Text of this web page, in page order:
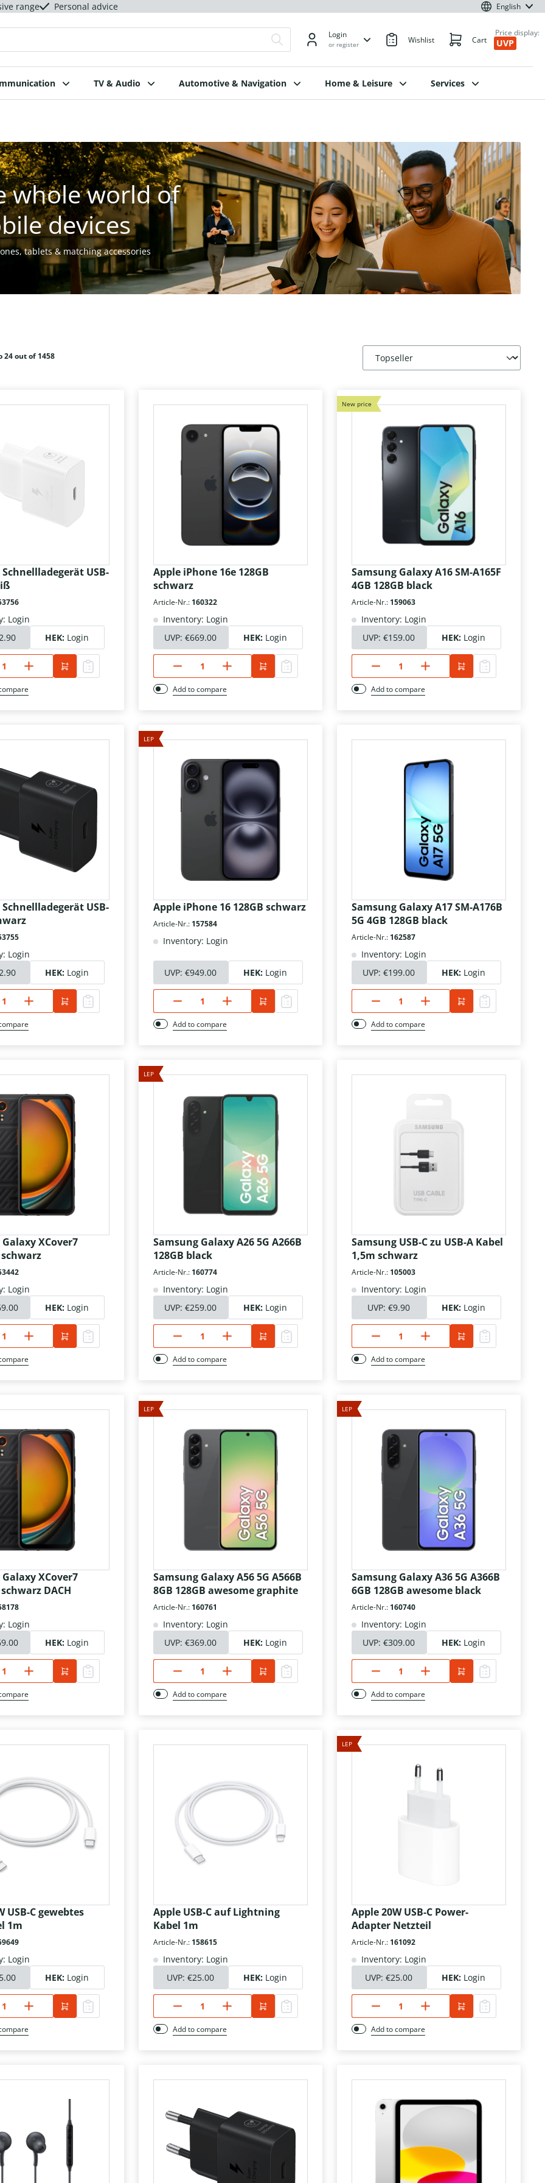
range Personal advice English
Login
or register Wishlist Cart
Price display:
UVP
TV & Audio Automotive & Navigation Home & Leisure Services
whole world of
devices
tablets & matching accessories
24 out of 1458
USB-
Login
HEK: Login
Apple iPhone 16e 128GB
schwarz
Article-Nr.: 160322
Inventory: Login
UVP:€669.00 HEK: Login
Add to compare
New price
Samsung Galaxy A16 SM-A165F
4GB 128GB black
Article-Nr.: 159063
Inventory: Login
UVP:€159.00 HEK: Login
Add to compare
USB-
Login
HEK: Login
LEP
Apple iPhone 16 128GB schwarz
Article-Nr.: 157584
Inventory: Login
UVP:€949.00 HEK: Login
Add to compare
Samsung Galaxy A17 SM-A176B
5G 4GB 128GB black
Article-Nr.: 162587
Inventory: Login
UVP:€199.00 HEK: Login
Add to compare
XCover7
schwarz
Login
HEK: Login
LEP
Samsung Galaxy A26 5G A266B
128GB black
Article-Nr.: 160774
Inventory: Login
UVP:€259.00 HEK: Login
Add to compare
Samsung USB-C zu USB-A Kabel
1,5m schwarz
Article-Nr.: 105003
Inventory: Login
UVP:€9.90 HEK: Login
Add to compare
XCover7
schwarz DACH
Login
HEK: Login
LEP
Samsung Galaxy A56 5G A566B
8GB 128GB awesome graphite
Article-Nr.: 160761
Inventory: Login
UVP:€369.00 HEK: Login
Add to compare
LEP
Samsung Galaxy A36 5G A366B
6GB 128GB awesome black
Article-Nr.: 160740
Inventory: Login
UVP:€309.00 HEK: Login
Add to compare
USB-C gewebtes
1m
Login
HEK: Login
Apple USB-C auf Lightning
Kabel 1m
Article-Nr.: 158615
Inventory: Login
UVP:€25.00 HEK: Login
Add to compare
LEP
Apple 20W USB-C Power-
Adapter Netzteil
Article-Nr.: 161092
Inventory: Login
UVP:€25.00 HEK: Login
Add to compare